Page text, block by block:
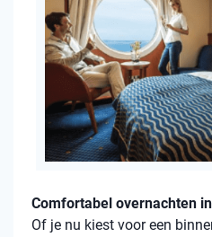
Comfortabel overnachten
Of je nu kiest voor een